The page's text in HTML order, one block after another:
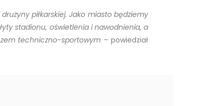
piłkarskiej. Jako miasto będziemy
stadionu, oświetlenia i nawodnienia, a
techniczno-sportowym – powiedział